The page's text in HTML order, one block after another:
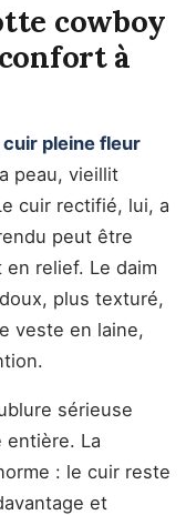
cowboy
à
cuir pleine fleur
peau, vieillit
cuir rectifié, lui, a
peut être
relief. Le daim
plus texturé,
veste en laine,
sérieuse
La
: le cuir reste
et